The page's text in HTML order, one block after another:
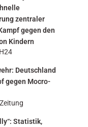
zentraler
gegen den
Kindern
Deutschland
gegen Mocro-
Statistik,